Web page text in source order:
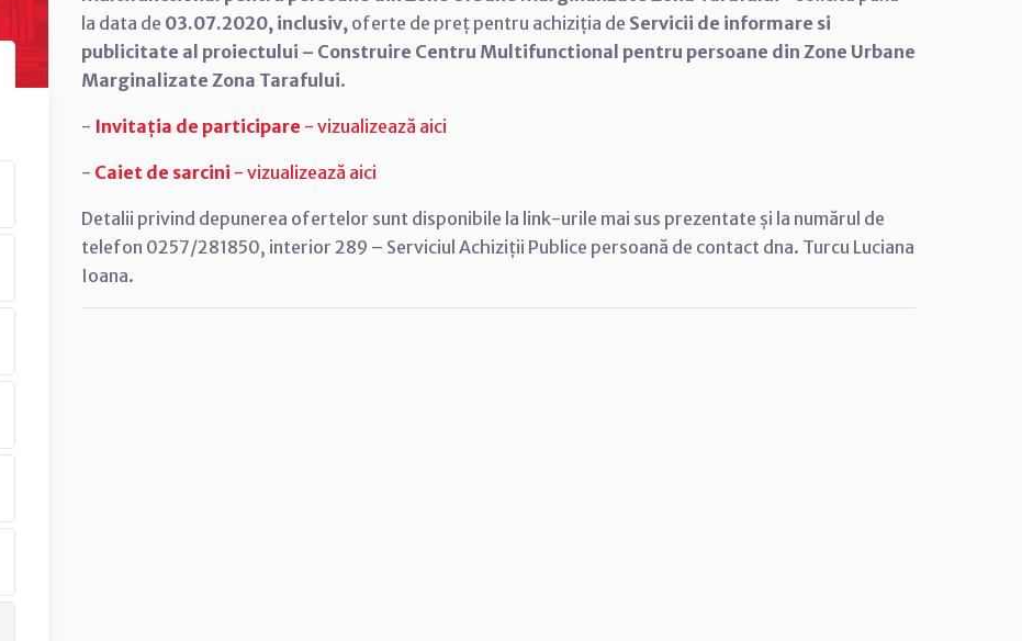
la data de 03.07.2020, inclusiv, oferte de preț pentru achiziția de Servicii de informare si
publicitate al proiectului – Construire Centru Multifunctional pentru persoane din Zone Urbane
Marginalizate Zona Tarafului.
- Invitația de participare - vizualizează aici
- Caiet de sarcini - vizualizează aici
Detalii privind depunerea ofertelor sunt disponibile la link-urile mai sus prezentate și la numărul de
telefon 0257/281850, interior 289 – Serviciul Achiziții Publice persoană de contact dna. Turcu Luciana
Ioana.